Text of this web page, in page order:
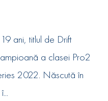
ani, titlul de Drift
a clasei Pro2
2022. Născută în